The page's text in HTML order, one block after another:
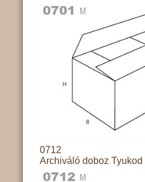
0712
Archiváló doboz Tyukod